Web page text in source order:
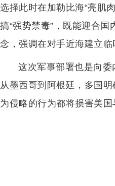
选择此时在加勒比海“亮肌
搞“强势禁毒”，既能迎合
念，强调在对手近海建立
这次军事部署也是向委
从墨西哥到阿根廷，多国
为侵略的行为都将损害美